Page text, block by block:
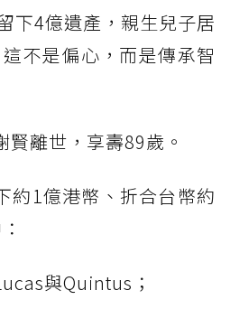
下4億遺產，親生兒子居
不是偏心，而是傳承智
賢離世，享壽89歲。
約1億港幣、折合台幣約
與Quintus；